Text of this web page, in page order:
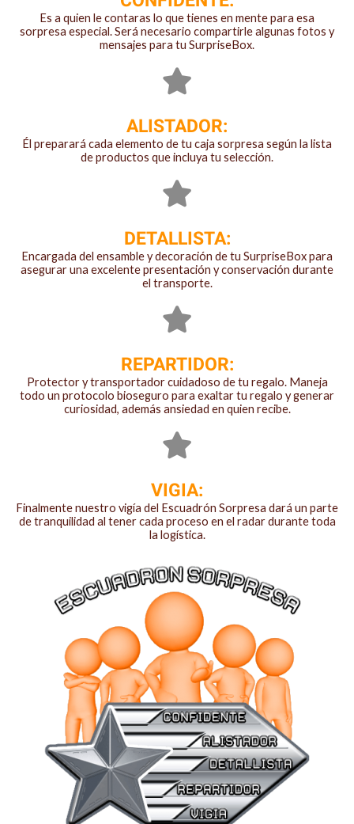
Es a quien le contaras lo que tienes en mente para esa
sorpresa especial. Será necesario compartirle algunas fotos y
mensajes para tu SurpriseBox.
ALISTADOR:
Él preparará cada elemento de tu caja sorpresa según la lista
de productos que incluya tu selección.
DETALLISTA:
Encargada del ensamble y decoración de tu SurpriseBox para
asegurar una excelente presentación y conservación durante
el transporte.
REPARTIDOR:
Protector y transportador cuidadoso de tu regalo. Maneja
todo un protocolo bioseguro para exaltar tu regalo y generar
curiosidad, además ansiedad en quien recibe.
VIGIA:
Finalmente nuestro vigía del Escuadrón Sorpresa dará un parte
de tranquilidad al tener cada proceso en el radar durante toda
la logística.